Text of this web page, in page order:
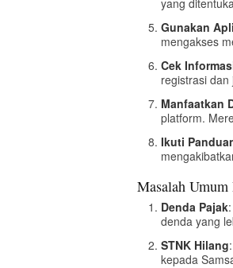
Gunakan
mengakses
Cek
registrasi
Manfaatkan
platform.
Ikuti
Masalah Umum
Denda Pajak
denda yang
STNK Hilang
kepada